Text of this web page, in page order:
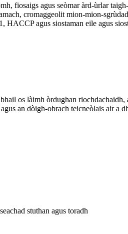
fiosaigs agus seòmar àrd-ùrlar
cromaggeolit ​​mion-mion-
agus siostaman eile agus
os làimh òrdughan riochdachaidh,
an dòigh-obrach teicneòlais air a
stuthan agus toradh